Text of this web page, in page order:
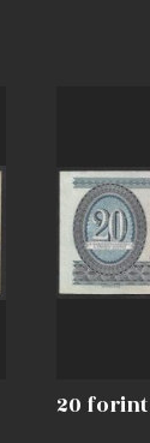
20 forint